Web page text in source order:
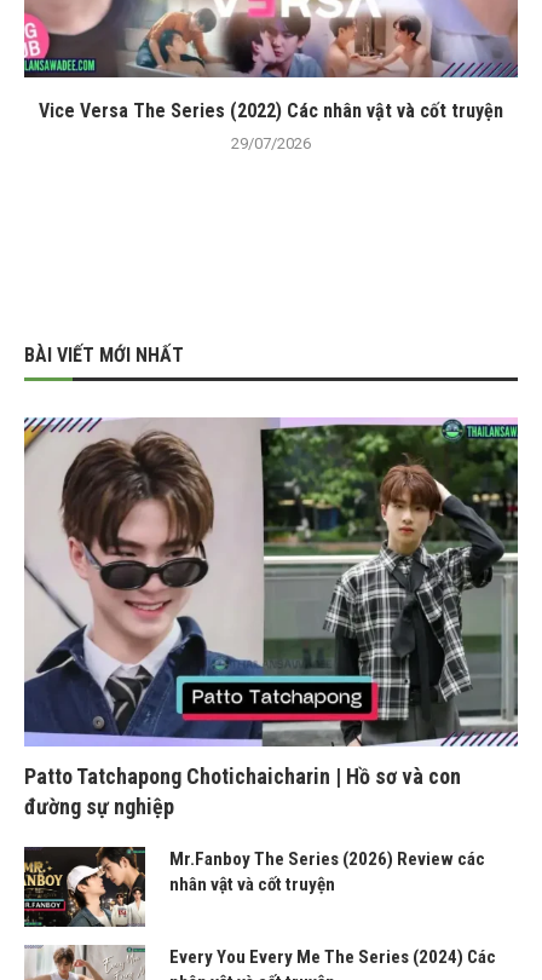
Vice Versa The Series (2022) Các nhân vật và cốt truyện
29/07/2026
BÀI VIẾT MỚI NHẤT
Patto Tatchapong Chotichaicharin | Hồ sơ và con
đường sự nghiệp
Mr.Fanboy The Series (2026) Review các
nhân vật và cốt truyện
Every You Every Me The Series (2024) Các